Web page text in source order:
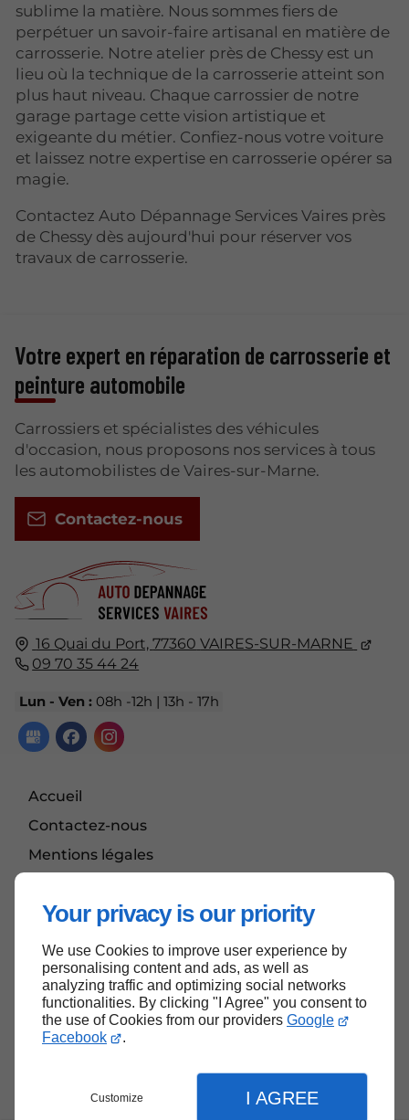
Your privacy is our priority
We use Cookies to improve user experience by
personalising content and ads, as well as
analyzing traffic and optimizing social networks
functionalities. By clicking "I Agree" you consent to
the use of Cookies from our providers Google
Facebook
.
Customize I AGREE
sublime la matière. Nous sommes fiers de
perpétuer un savoir-faire artisanal en matière de
carrosserie. Notre atelier près de Chessy est un
lieu où la technique de la carrosserie atteint son
plus haut niveau. Chaque carrossier de notre
garage partage cette vision artistique et
exigeante du métier. Confiez-nous votre voiture
et laissez notre expertise en carrosserie opérer sa
magie.
Contactez Auto Dépannage Services Vaires près
de Chessy dès aujourd'hui pour réserver vos
travaux de carrosserie.
16 Quai du Port,77360 VAIRES-SUR-MARNE
09 70 35 44 24
Lun - Ven : 08h -12h | 13h - 17h
Accueil
Contactez-nous
Mentions légales
Votre expert en réparation de carrosserie et
peinture automobile
Carrossiers et spécialistes des véhicules
d'occasion, nous proposons nos services à tous
les automobilistes de Vaires-sur-Marne.
Contactez-nous
Haut de page